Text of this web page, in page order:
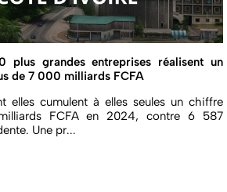
plus grandes entreprises réalisent un
de 7 000 milliards FCFA
elles cumulent à elles seules un chiffre
FCFA en 2024, contre 6 587
Une pr...